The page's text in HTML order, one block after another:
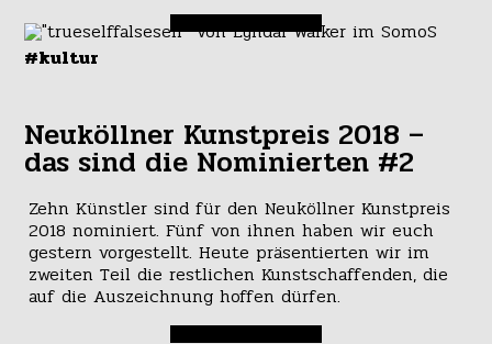
#kultur
Neuköllner Kunstpreis 2018 –
das sind die Nominierten #2
Zehn Künstler sind für den Neuköllner Kunstpreis
2018 nominiert. Fünf von ihnen haben wir euch
gestern vorgestellt. Heute präsentierten wir im
zweiten Teil die restlichen Kunstschaffenden, die
auf die Auszeichnung hoffen dürfen.